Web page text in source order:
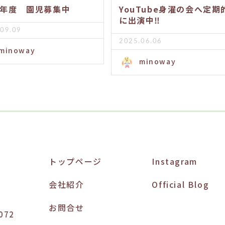
度 園児募集中
YouTube身濯の会へ定期
に出演中‼️
2025.06.06
minoway
トップページ
会社紹介
お問合せ
Instagram
Official Blog